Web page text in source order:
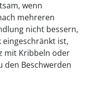
wenn
mehreren
nicht bessern,
eingeschränkt ist,
mit Kribbeln oder
den Beschwerden